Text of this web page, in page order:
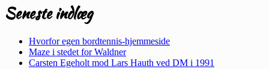
Seneste indlæg
Hvorfor egen bordtennis-hjemmeside
Maze i stedet for Waldner
Carsten Egeholt mod Lars Hauth ved DM i 1991